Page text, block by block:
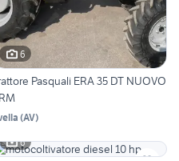
6
Pasquali ERA 35 DT NUOVO
(AV)
6